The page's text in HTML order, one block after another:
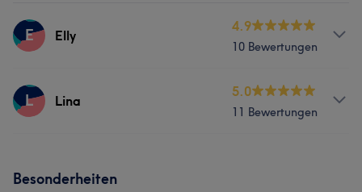
E Elly
4.9
10 Bewertungen
Services
L Lina
5.0
11 Bewertungen
Besonderheiten